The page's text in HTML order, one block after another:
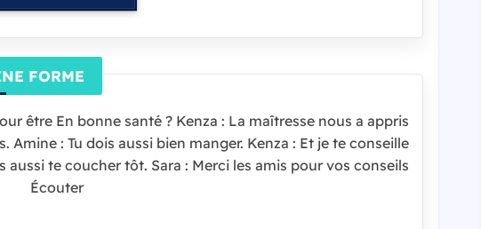
FORME
être En bonne santé ? Kenza : La maîtresse nous a appris
Amine : Tu dois aussi bien manger. Kenza : Et je te conseille
te coucher tôt. Sara : Merci les amis pour vos conseils !
Écouter